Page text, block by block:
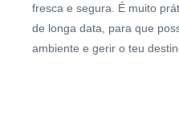
fresca e segura. É muito
de longa data, para que
ambiente e gerir o teu